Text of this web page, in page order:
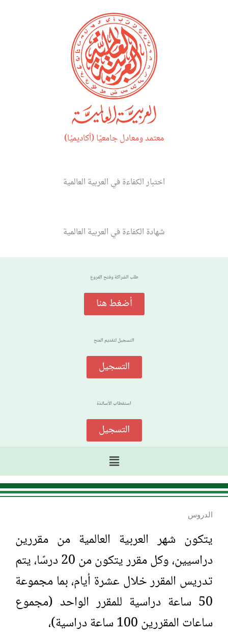
معتمد ومعادل جامعيًا (أكاديميًا)
اختبار الكفاءة في العربية العالمية
شهادة الكفاءة في العربية العالمية
طلب الشراكة وفتح الفروع
أضغط هنا
التسجيل لتقديم المنح
التسجيل
استقطاب الأساتذة
التسجيل
القائمة
الدروس
يتكون شهر العربية العالمية من مقررين
دراسيين، وكل مقرر يتكون من 20 درسًا، يتم
تدريس المقرر خلال عشرة أيام، بما مجموعة
50 ساعة دراسية للمقرر الواحد (مجموع
ساعات المقررين 100 ساعة دراسية)،